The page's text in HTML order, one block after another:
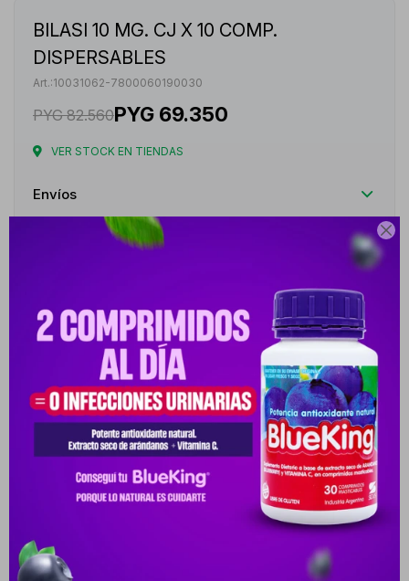

BILASI 10 MG. CJ X 10 COMP.
DISPERSABLES
10031062-7800060190030
PYG 82.560PYG 69.350
VER STOCK EN TIENDAS
Envíos
Cambios y Devoluciones
Características
Venta libre
Productos que te pueden interesar